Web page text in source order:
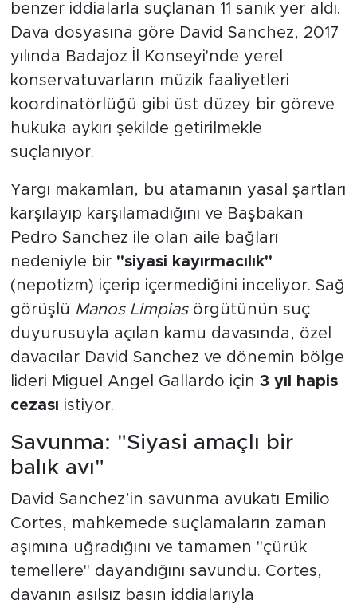
benzer iddialarla suçlanan 11 sanık yer aldı.
Dava dosyasına göre David Sanchez, 2017
yılında Badajoz İl Konseyi'nde yerel
konservatuvarların müzik faaliyetleri
koordinatörlüğü gibi üst düzey bir göreve
hukuka aykırı şekilde getirilmekle
suçlanıyor.
Yargı makamları, bu atamanın yasal şartları
karşılayıp karşılamadığını ve Başbakan
Pedro Sanchez ile olan aile bağları
nedeniyle bir "siyasi kayırmacılık"
(nepotizm) içerip içermediğini inceliyor. Sağ
görüşlü Manos Limpiasörgütünün suç
duyurusuyla açılan kamu davasında, özel
davacılar David Sanchez ve dönemin bölge
lideri Miguel Angel Gallardo için 3 yıl hapis
cezası istiyor.
Savunma: "Siyasi amaçlı bir
balık avı"
David Sanchez’in savunma avukatı Emilio
Cortes, mahkemede suçlamaların zaman
aşımına uğradığını ve tamamen "çürük
temellere" dayandığını savundu. Cortes,
davanın asılsız basın iddialarıyla